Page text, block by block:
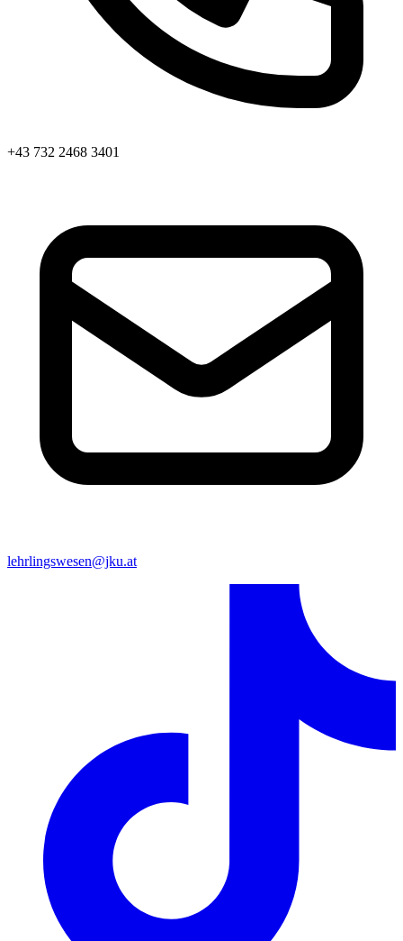
+43 732 2468 3401
lehrlingswesen@jku.at